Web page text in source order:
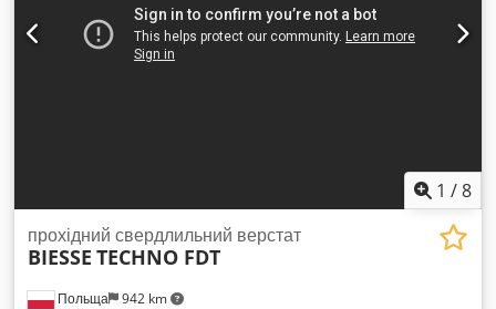
1 /8
Польща 942 km
прохідний свердлильний верстат
BIESSE TECHNO FDT